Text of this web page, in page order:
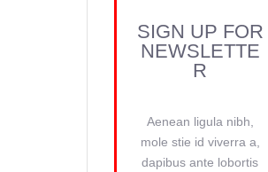
SIGN UP FOR
NEWSLETTE
R
Aenean ligula nibh,
mole stie id viverra a,
dapibus ante lobortis